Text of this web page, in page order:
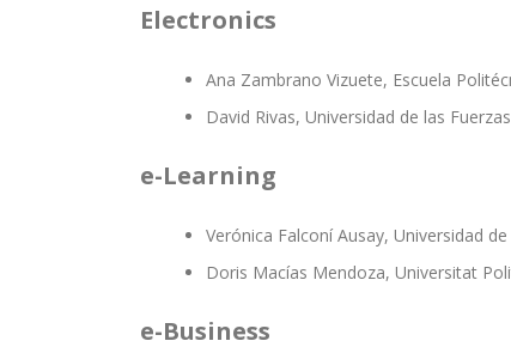
Electronics
Ana Zambrano Vizuete, Escuela
David Rivas, Universidad de las
e-Learning
Verónica Falconí Ausay, Universidad
Doris Macías Mendoza, Universitat
e-Business